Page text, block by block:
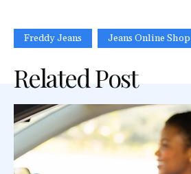
Freddy Jeans Jeans Online Shop
Related Post